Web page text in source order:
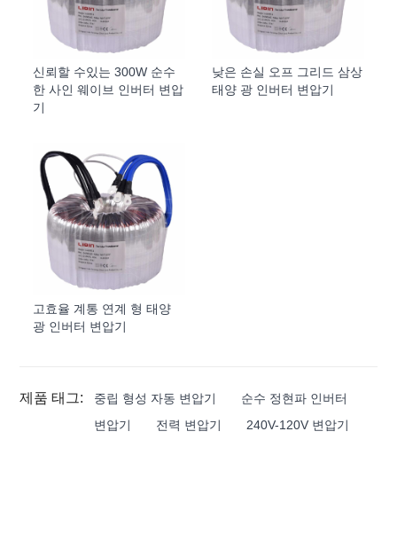
신뢰할 수있는 300W 순수
한 사인 웨이브 인버터 변압
기
낮은 손실 오프 그리드 삼상
태양 광 인버터 변압기
고효율 계통 연계 형 태양
광 인버터 변압기
제품 태그: 중립 형성 자동 변압기
순수 정현파 인버터
변압기
전력 변압기 240V-120V 변압기